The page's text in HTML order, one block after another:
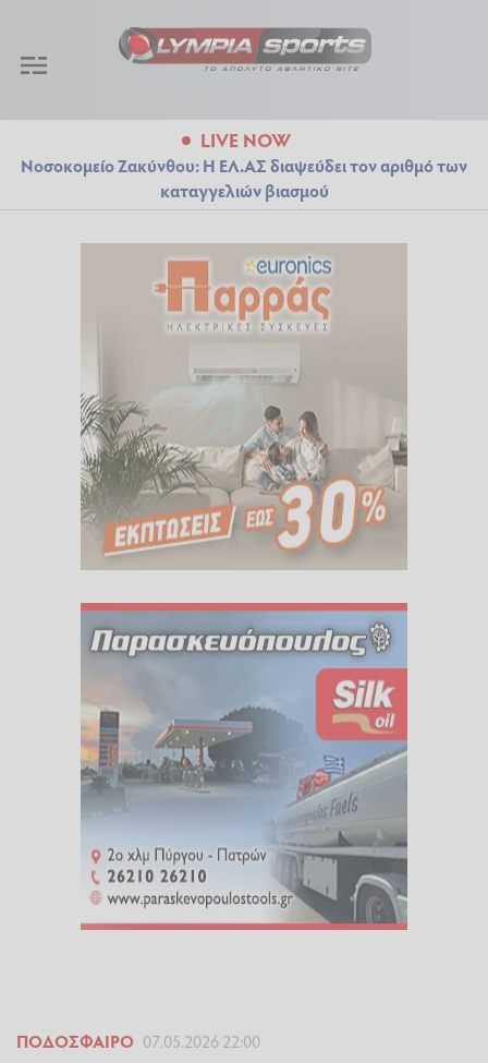
LIVE NOW
Νοσοκομείο Ζακύνθου: Η ΕΛ.ΑΣ διαψεύδει τον αριθμό των
καταγγελιών βιασμού
ΠΟΔΌΣΦΑΙΡΟ 07.05.2026 22:00